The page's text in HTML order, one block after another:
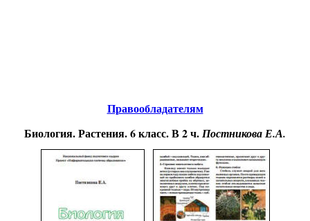
Правообладателям
Биология. Растения. 6 класс. В 2 ч.Постникова Е.А.